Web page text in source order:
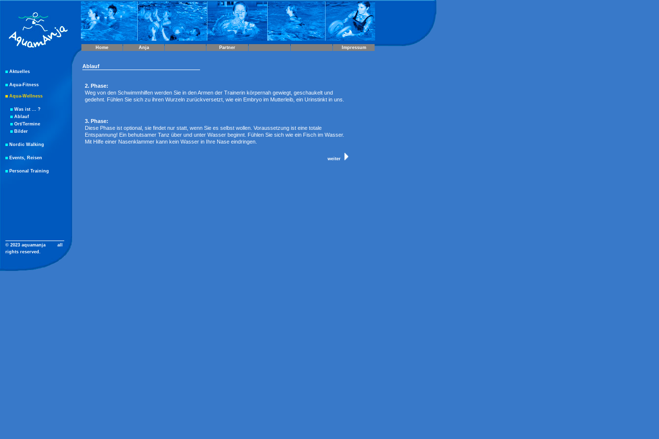
Home Anja Partner Impressum
Aktuelles
Aqua-Fitness
Aqua-Wellness
Was ist ... ?
Ablauf
Ort/Termine
Bilder
Nordic Walking
Events, Reisen
Personal Training
© 2023 aquamanja
all
rights reserved.
Ablauf
2. Phase:
Weg von den Schwimmhilfen werden Sie in den Armen der Trainerin körpernah gewiegt, geschaukelt und
gedehnt. Fühlen Sie sich zu ihren Wurzeln zurückversetzt, wie ein Embryo im Mutterleib, ein Urinstinkt in uns.
3. Phase:
Diese Phase ist optional, sie findet nur statt, wenn Sie es selbst wollen. Voraussetzung ist eine totale
Entspannung! Ein behutsamer Tanz über und unter Wasser beginnt. Fühlen Sie sich wie ein Fisch im Wasser.
Mit Hilfe einer Nasenklammer kann kein Wasser in Ihre Nase eindringen.
weiter